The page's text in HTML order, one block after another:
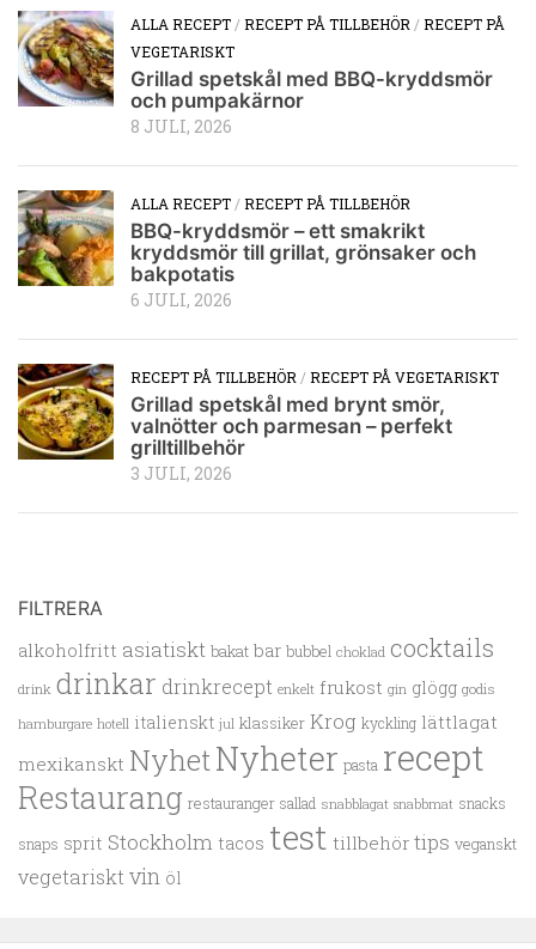
ALLA RECEPT /RECEPT PÅ TILLBEHÖR /RECEPT PÅ
VEGETARISKT
Grillad spetskål med BBQ-kryddsmör
och pumpakärnor
8 JULI, 2026
ALLA RECEPT /RECEPT PÅ TILLBEHÖR
BBQ-kryddsmör – ett smakrikt
kryddsmör till grillat, grönsaker och
bakpotatis
6 JULI, 2026
RECEPT PÅ TILLBEHÖR /RECEPT PÅ VEGETARISKT
Grillad spetskål med brynt smör,
valnötter och parmesan – perfekt
grilltillbehör
3 JULI, 2026
FILTRERA
alkoholfritt asiatiskt bakat bar bubbel choklad cocktails
drink drinkar drinkrecept enkelt frukost gin glögg godis
hamburgare hotell italienskt jul klassiker Krog kyckling lättlagat
mexikanskt NyhetNyheter pasta recept
Restaurang restauranger sallad snabblagat snabbmat snacks
snaps sprit Stockholm tacos test tillbehör tips veganskt
vegetariskt vin öl